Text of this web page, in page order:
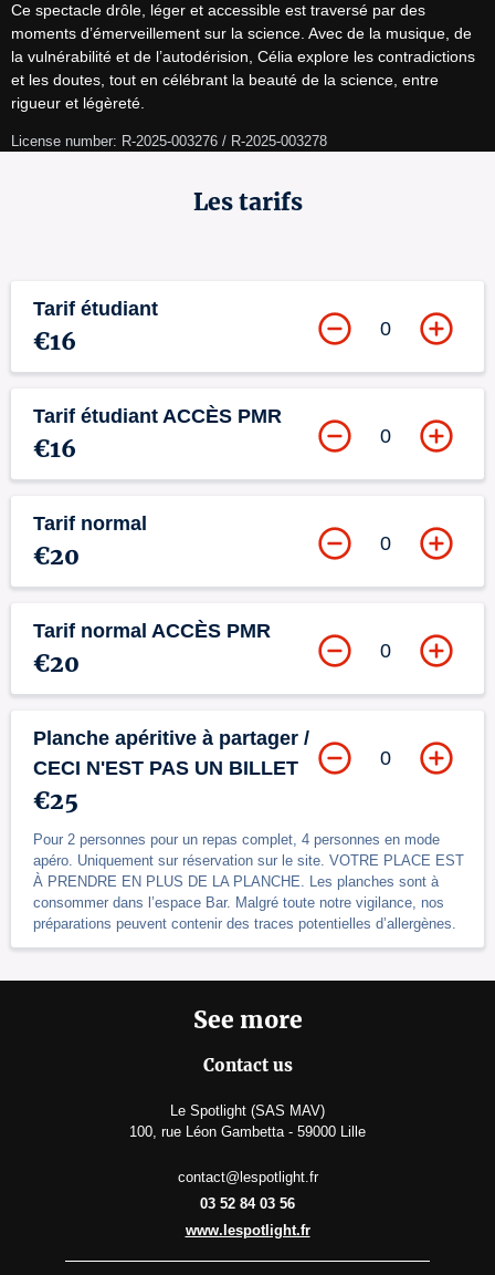
Ce spectacle drôle, léger et accessible est traversé par des
moments d’émerveillement sur la science. Avec de la musique, de
la vulnérabilité et de l’autodérision, Célia explore les contradictions
et les doutes, tout en célébrant la beauté de la science, entre
rigueur et légèreté.
License number: R-2025-003276 / R-2025-003278
Les tarifs
Tarif étudiant
€16 0
Tarif étudiant ACCÈS PMR
€16 0
Tarif normal
€20 0
Tarif normal ACCÈS PMR
€20 0
Planche apéritive à partager /
CECI N'EST PAS UN BILLET
€25
Pour 2 personnes pour un repas complet, 4 personnes en mode
apéro. Uniquement sur réservation sur le site. VOTRE PLACE EST
À PRENDRE EN PLUS DE LA PLANCHE. Les planches sont à
consommer dans l’espace Bar. Malgré toute notre vigilance, nos
préparations peuvent contenir des traces potentielles d’allergènes.
0
See more
Contact us
Le Spotlight (SAS MAV)
100, rue Léon Gambetta - 59000 Lille
contact@lespotlight.fr
03 52 84 03 56
www.lespotlight.fr